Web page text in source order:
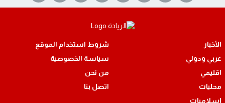
الأخبار
عربي ودولي
اقليمي
محليات
إسلاميات
شروط استخدام الموقع
سياسة الخصوصية
من نحن
اتصل بنا